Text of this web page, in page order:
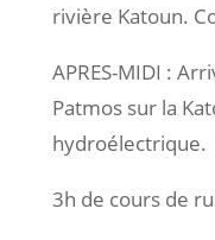
rivière Katoun.
APRES-MIDI :
Patmos sur la
hydroélectrique.
3h de cours de